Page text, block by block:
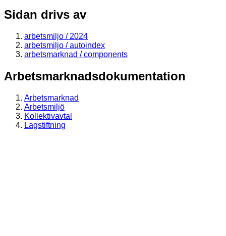
Sidan drivs av
arbetsmiljo / 2024
arbetsmiljo / autoindex
arbetsmarknad / components
Arbetsmarknadsdokumentation
Arbetsmarknad
Arbetsmiljö
Kollektivavtal
Lagstiftning